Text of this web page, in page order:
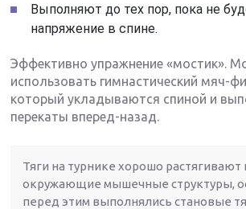
Выполняют до тех пор, пока не
напряжение в спине.
Эффективно упражнение «мостик».
использовать гимнастический мяч-
который укладываются спиной и
перекаты вперед-назад.
Тяги на турнике хорошо растягивают
окружающие мышечные структуры,
перед этим выполнялись становые